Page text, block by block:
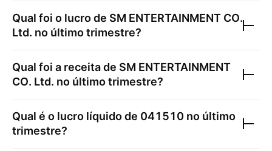
Qual foi o lucro de SM ENTERTAINMENT CO.
Ltd. no último trimestre?
Qual foi a receita de SM ENTERTAINMENT
CO. Ltd. no último trimestre?
Qual é o lucro líquido de 041510 no último
trimestre?